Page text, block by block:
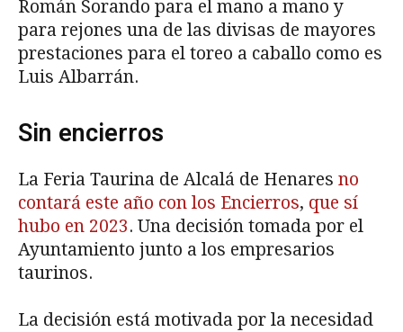
Román Sorando para el mano a mano y
para rejones una de las divisas de mayores
prestaciones para el toreo a caballo como es
Luis Albarrán.
Sin encierros
La Feria Taurina de Alcalá de Henares no
contará este año con los Encierros, que sí
hubo en 2023. Una decisión tomada por el
Ayuntamiento junto a los empresarios
taurinos.
La decisión está motivada por la necesidad